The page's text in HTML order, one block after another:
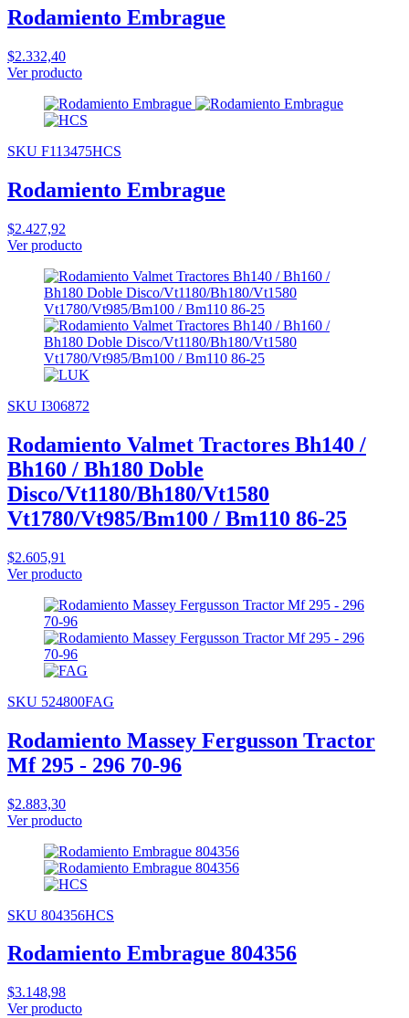
Rodamiento Embrague
$2.332,40
Ver producto
SKU F113475HCS
Rodamiento Embrague
$2.427,92
Ver producto
SKU I306872
Rodamiento Valmet Tractores Bh140 /
Bh160 / Bh180 Doble
Disco/Vt1180/Bh180/Vt1580
Vt1780/Vt985/Bm100 / Bm110 86-25
$2.605,91
Ver producto
SKU 524800FAG
Rodamiento Massey Fergusson Tractor
Mf 295 - 296 70-96
$2.883,30
Ver producto
SKU 804356HCS
Rodamiento Embrague 804356
$3.148,98
Ver producto